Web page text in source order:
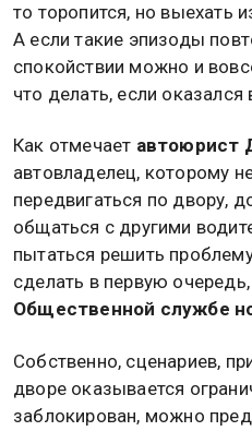
то торопится, но выехать
А если такие эпизоды
спокойствии можно и
что делать, если оказался
Как отмечает автоюрист
автовладелец, которому
передвигаться по двору,
общаться с другими
пытаться решить
сделать в первую
Общественной службе
Собственно, сценариев,
дворе оказывается
заблокирован, можно